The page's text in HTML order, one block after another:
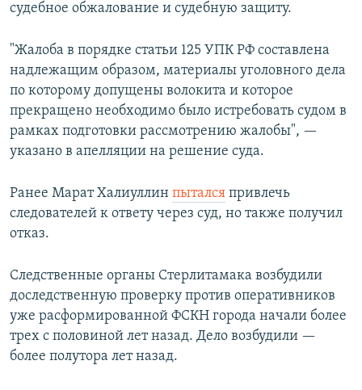
судебное обжалование и судебную защиту.
"Жалоба в порядке статьи 125 УПК РФ составлена
надлежащим образом, материалы уголовного дела
по которому допущены волокита и которое
прекращено необходимо было истребовать судом в
рамках подготовки рассмотрению жалобы", —
указано в апелляции на решение суда.
Ранее Марат Халиуллин пытался привлечь
следователей к ответу через суд, но также получил
отказ.
Следственные органы Стерлитамака возбудили
доследственную проверку против оперативников
уже расформированной ФСКН города начали более
трех с половиной лет назад. Дело возбудили —
более полутора лет назад.